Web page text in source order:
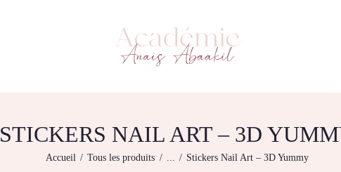
STICKERS NAIL ART – 3D
Accueil Tous les produits Stickers Nail Art – 3D Yummy
ACADÉMIE ANAÏS ABAAKIL
Formation et shop Indigo
NOS FORMATIONS
AGENDA DE
BOUTIQUE
CONTACTEZ-NOUS